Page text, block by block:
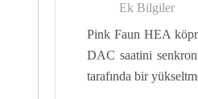
Ek Bilgiler
Pink Faun HEA
DAC saatini
tarafında bir